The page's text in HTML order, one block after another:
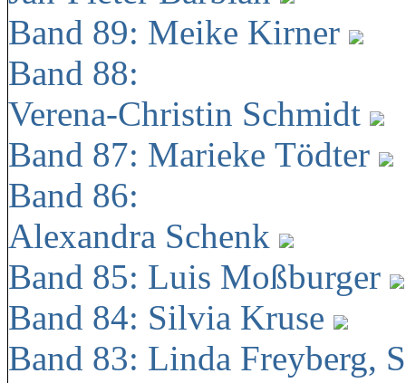
Band 89: Meike Kirner
Band 88:
Verena-Christin Schmidt
Band 87: Marieke Tödter
Band 86:
Alexandra Schenk
Band 85: Luis Moßburger
Band 84: Silvia Kruse
Band 83: Linda Freyberg,